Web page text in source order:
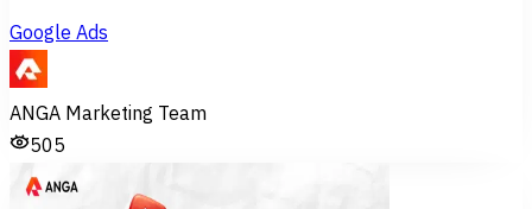
Google Ads
ANGA Marketing Team
505